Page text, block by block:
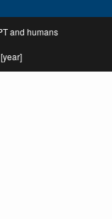
and humans